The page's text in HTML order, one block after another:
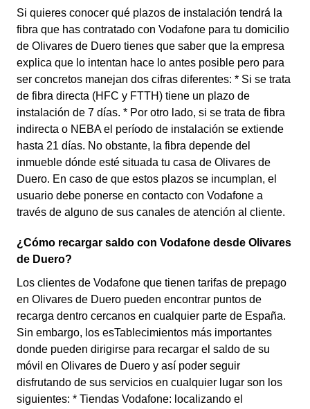
Si quieres conocer qué plazos de instalación tendrá la
fibra que has contratado con Vodafone para tu domicilio
de Olivares de Duero tienes que saber que la empresa
explica que lo intentan hace lo antes posible pero para
ser concretos manejan dos cifras diferentes: * Si se trata
de fibra directa (HFC y FTTH) tiene un plazo de
instalación de 7 días. * Por otro lado, si se trata de fibra
indirecta o NEBA el período de instalación se extiende
hasta 21 días. No obstante, la fibra depende del
inmueble dónde esté situada tu casa de Olivares de
Duero. En caso de que estos plazos se incumplan, el
usuario debe ponerse en contacto con Vodafone a
través de alguno de sus canales de atención al cliente.
¿Cómo recargar saldo con Vodafone desde Olivares
de Duero?
Los clientes de Vodafone que tienen tarifas de prepago
en Olivares de Duero pueden encontrar puntos de
recarga dentro cercanos en cualquier parte de España.
Sin embargo, los esTablecimientos más importantes
donde pueden dirigirse para recargar el saldo de su
móvil en Olivares de Duero y así poder seguir
disfrutando de sus servicios en cualquier lugar son los
siguientes: * Tiendas Vodafone: localizando el